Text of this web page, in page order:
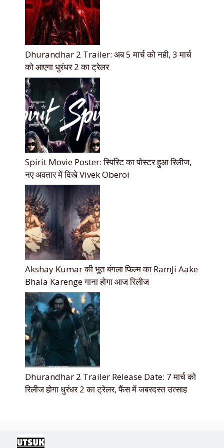
Dhurandhar 2 Trailer: अब 5 मार्च को नही, 3 मार्च
को आएगा धुरंधर 2 का ट्रेलर
Spirit Movie Poster: स्पिरिट का पोस्टर हुआ रिलीज,
नए अवतार में दिखे Vivek Oberoi
Akshay Kumar की भूत बंगला फिल्म का RamJi Aake
Bhala Karenge गाना होगा आज रिलीज
Dhurandhar 2 Trailer Release Date: 7 मार्च को
रिलीज होगा धुरंधर 2 का ट्रेलर, फैंस में जबरदस्त उत्साह